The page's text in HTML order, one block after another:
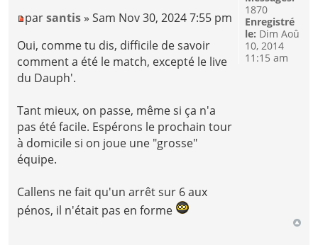
parsantis » Sam Nov 30, 2024 7:55 pm
Oui, comme tu dis, difficile de savoir
comment a été le match, excepté le live
du Dauph'.
Tant mieux, on passe, même si ça n'a
pas été facile. Espérons le prochain tour
à domicile si on joue une "grosse"
équipe.
Callens ne fait qu'un arrêt sur 6 aux
pénos, il n'était pas en forme
1870
Enregistré
le: Dim Aoû
10, 2014
11:15 am